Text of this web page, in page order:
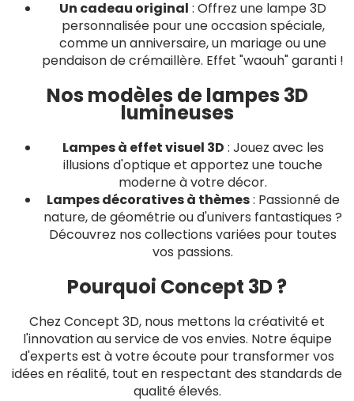
Un cadeau original : Offrez une lampe 3D
personnalisée pour une occasion spéciale,
comme un anniversaire, un mariage ou une
pendaison de crémaillère. Effet "waouh" garanti !
Nos modèles de lampes 3D
lumineuses
Lampes à effet visuel 3D : Jouez avec les
illusions d'optique et apportez une touche
moderne à votre décor.
Lampes décoratives à thèmes: Passionné de
nature, de géométrie ou d'univers fantastiques ?
Découvrez nos collections variées pour toutes
vos passions.
Pourquoi Concept 3D ?
Chez Concept 3D, nous mettons la créativité et
l'innovation au service de vos envies. Notre équipe
d'experts est à votre écoute pour transformer vos
idées en réalité, tout en respectant des standards de
qualité élevés.